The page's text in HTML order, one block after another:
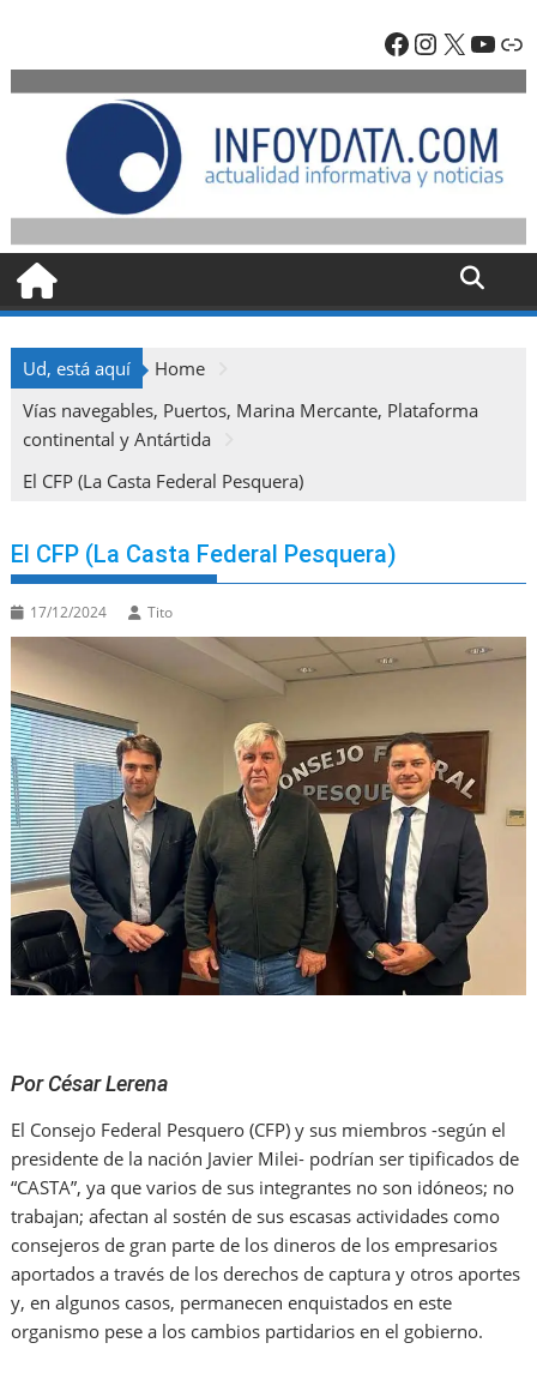
content
Facebook
X
Ud, está aquí
Home
Vías navegables, Puertos, Marina Mercante, Plataforma
continental y Antártida
El CFP (La Casta Federal Pesquera)
El CFP (La Casta Federal Pesquera)
17/12/2024 Tito
Por César Lerena
El Consejo Federal Pesquero (CFP) y sus miembros -según el
presidente de la nación Javier Milei- podrían ser tipificados de
“CASTA”, ya que varios de sus integrantes no son idóneos; no
trabajan; afectan al sostén de sus escasas actividades como
consejeros de gran parte de los dineros de los empresarios
aportados a través de los derechos de captura y otros aportes
y, en algunos casos, permanecen enquistados en este
organismo pese a los cambios partidarios en el gobierno.